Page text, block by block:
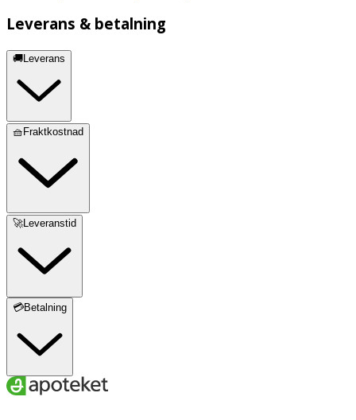
Leverans & betalning
🚚Leverans
🧺Fraktkostnad
🚀Leveranstid
💳Betalning